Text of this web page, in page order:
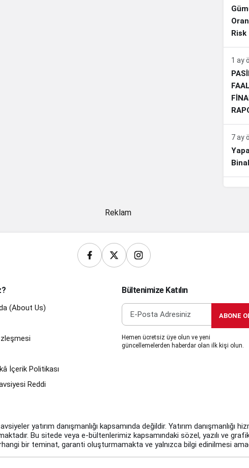
Risk
1 ay
7 ay
(About Us)
İçerik Politikası
Reddi
Bültenimize Katılın
ABONE
Hemen ücretsiz üye olun ve yeni
güncellemelerden haberdar olan ilk kişi olun.
yatırım danışmanlığı kapsamında değildir. Yatırım
Bu sitede veya e-bültenlerimiz kapsamındaki sözel, yazılı ve
bir teminat, garanti oluşturmamakta ve yalnızca bilgi edinilmesi